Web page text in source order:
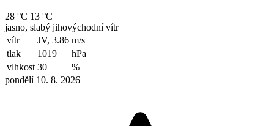
28 °C 13 °C
jasno, slabý jihovýchodní vítr
vítr
JV, 3.86 m/s
tlak
1019
hPa
vlhkost 30
%
pondělí 10. 8. 2026